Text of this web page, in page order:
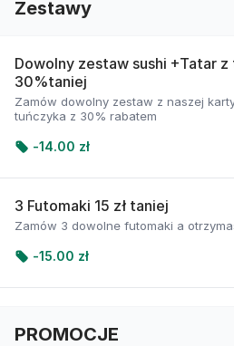
Zestawy
Dowolny zestaw sushi +Tatar z
30%taniej
Zamów dowolny zestaw z naszej
tuńczyka z 30% rabatem
-14.00 zł
3 Futomaki 15 zł taniej
Zamów 3 dowolne futomaki a
-15.00 zł
PROMOCJE